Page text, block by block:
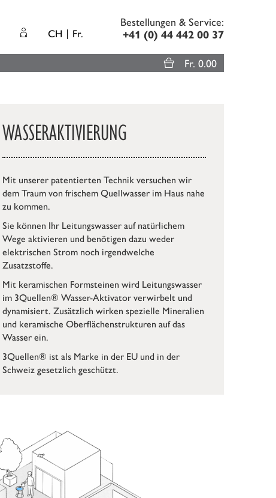
CH Fr.
Bestellungen & Service:
+41 (0) 44 442 00 37
Fr. 0.00
WASSERAKTIVIERUNG
Mit unserer patentierten Technik versuchen wir
dem Traum von frischem Quellwasser im Haus nahe
zu kommen.
Sie können Ihr Leitungswasser auf natürlichem
Wege aktivieren und benötigen dazu weder
elektrischen Strom noch irgendwelche
Zusatzstoffe.
Mit keramischen Formsteinen wird Leitungswasser
im 3Quellen® Wasser-Aktivator verwirbelt und
dynamisiert. Zusätzlich wirken spezielle Mineralien
und keramische Oberflächenstrukturen auf das
Wasser ein.
3Quellen® ist als Marke in der EU und in der
Schweiz gesetzlich geschützt.